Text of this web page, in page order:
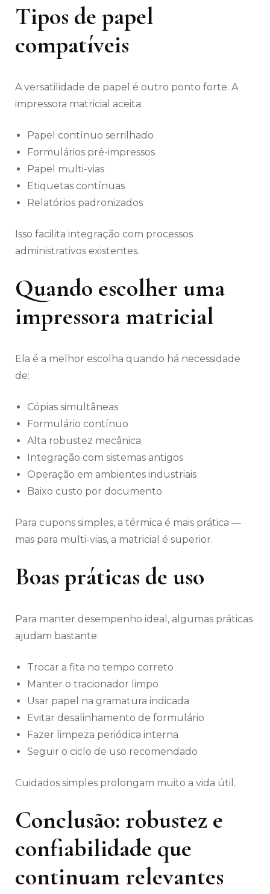
Tipos de papel
compatíveis
A versatilidade de papel é outro ponto forte. A
impressora matricial aceita:
Papel contínuo serrilhado
Formulários pré-impressos
Papel multi-vias
Etiquetas contínuas
Relatórios padronizados
Isso facilita integração com processos
administrativos existentes.
Quando escolher uma
impressora matricial
Ela é a melhor escolha quando há necessidade
de:
Cópias simultâneas
Formulário contínuo
Alta robustez mecânica
Integração com sistemas antigos
Operação em ambientes industriais
Baixo custo por documento
Para cupons simples, a térmica é mais prática —
mas para multi-vias, a matricial é superior.
Boas práticas de uso
Para manter desempenho ideal, algumas práticas
ajudam bastante:
Trocar a fita no tempo correto
Manter o tracionador limpo
Usar papel na gramatura indicada
Evitar desalinhamento de formulário
Fazer limpeza periódica interna
Seguir o ciclo de uso recomendado
Cuidados simples prolongam muito a vida útil.
Conclusão: robustez e
confiabilidade que
continuam relevantes